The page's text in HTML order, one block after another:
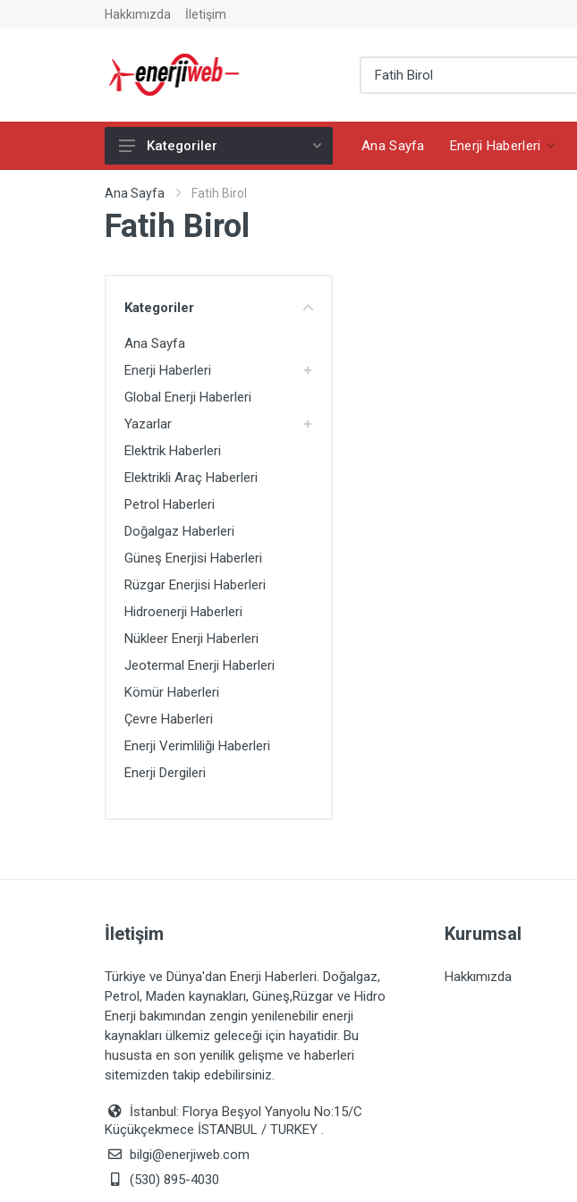
Hakkımızda İletişim
Ana Sayfa
Enerji Haberleri
Elektrik Haberleri
Elektrikli Araç Haberleri
Petrol Haberleri
Güneş Enerjisi Haberleri
Rüzgar Enerjisi Haberleri
Hidroenerji Haberleri
Kategoriler Ana Sayfa Enerji Haberleri
Ana Sayfa Fatih Birol
Fatih Birol
Kategoriler
Ana Sayfa
Enerji Haberleri
Global Enerji Haberleri
Yazarlar
Elektrik Haberleri
Elektrikli Araç Haberleri
Petrol Haberleri
Doğalgaz Haberleri
Güneş Enerjisi Haberleri
Rüzgar Enerjisi Haberleri
Hidroenerji Haberleri
Nükleer Enerji Haberleri
Jeotermal Enerji Haberleri
Kömür Haberleri
Çevre Haberleri
Enerji Verimliliği Haberleri
Enerji Dergileri
İletişim
Türkiye ve Dünya'dan Enerji Haberleri. Doğalgaz,
Petrol, Maden kaynakları, Güneş,Rüzgar ve Hidro
Enerji bakımından zengin yenilenebilir enerji
kaynakları ülkemiz geleceği için hayatidir. Bu
hususta en son yenilik gelişme ve haberleri
sitemizden takip edebilirsiniz.
İstanbul: Florya Beşyol Yanyolu No:15/C
Küçükçekmece İSTANBUL / TURKEY .
bilgi@enerjiweb.com
(530) 895-4030
Kurumsal
Hakkımızda